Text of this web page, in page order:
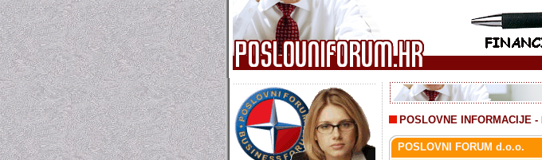
POSLOVNE INFORMACIJE -
POSLOVNI FORUM d.o.o.